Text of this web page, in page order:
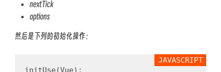
nextTick
options
然后是下列的初始化操作：
initUse (Vue);